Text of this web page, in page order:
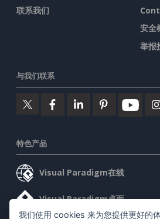
联系我们
安全
举报
与我们联系
特色产品
Visual Paradigm在线
Visual Paradigm桌面
我们使用 cookies 来为您提供更好的